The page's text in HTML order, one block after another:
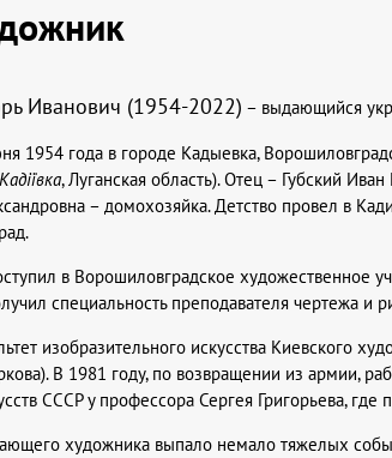
Иванович (1954-2022) – выдающийся
1954 года в городе Кадыевка,
Кадіївка, Луганская область). Отец – Губский
– домохозяйка. Детство провел в
в Ворошиловградское художественное
специальность преподавателя чертежа и
изобразительного искусства Киевского
В 1981 году, по возвращении из армии,
СССР у профессора Сергея Григорьева, где
художника выпало немало тяжелых